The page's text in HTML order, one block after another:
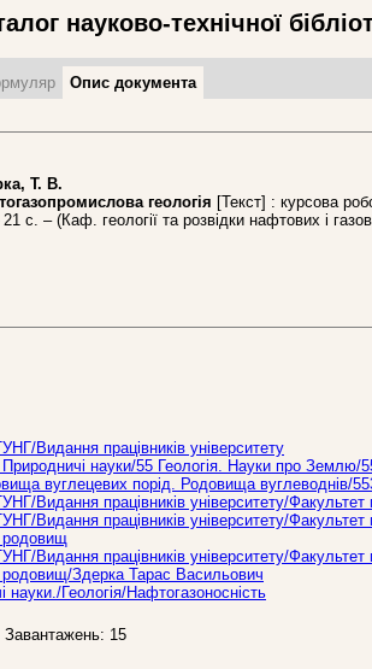
науково-технічної
Опис документа
Т. В.
геологія [Текст] : курсова
с. – (Каф. геології та розвідки нафтових і
Видання працівників університету
науки/55 Геологія. Науки про Землю/
вуглецевих порід. Родовища вуглеводнів/
Видання працівників університету/Факультет
Видання працівників університету/Факультет
родовищ
Видання працівників університету/Факультет
родовищ/Здерка Тарас Васильович
науки./Геологія/Нафтогазоносність
Завантажень: 15